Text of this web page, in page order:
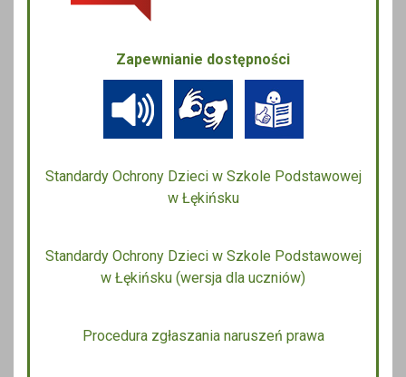
Zapewnianie dostępności
Standardy Ochrony Dzieci w Szkole Podstawowej
w Łękińsku
Standardy Ochrony Dzieci w Szkole Podstawowej
w Łękińsku (wersja dla uczniów)
Procedura zgłaszania naruszeń prawa